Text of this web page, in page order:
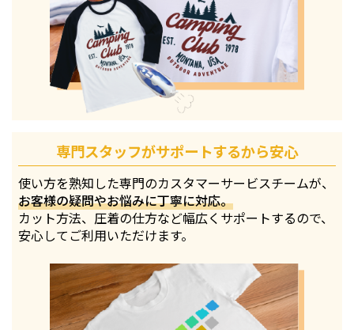
専門スタッフがサポートするから安心
使い方を熟知した専門のカスタマーサービスチームが、
お客様の疑問やお悩みに丁寧に対応。
カット方法、圧着の仕方など幅広くサポートするので、
安心してご利用いただけます。